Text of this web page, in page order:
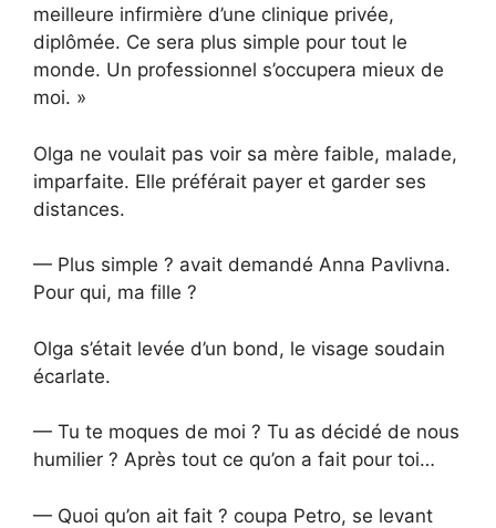
meilleure infirmière d’une clinique privée,
diplômée. Ce sera plus simple pour tout le
monde. Un professionnel s’occupera mieux de
moi. »
Olga ne voulait pas voir sa mère faible, malade,
imparfaite. Elle préférait payer et garder ses
distances.
— Plus simple ? avait demandé Anna Pavlivna.
Pour qui, ma fille ?
Olga s’était levée d’un bond, le visage soudain
écarlate.
— Tu te moques de moi ? Tu as décidé de nous
humilier ? Après tout ce qu’on a fait pour toi…
— Quoi qu’on ait fait ? coupa Petro, se levant